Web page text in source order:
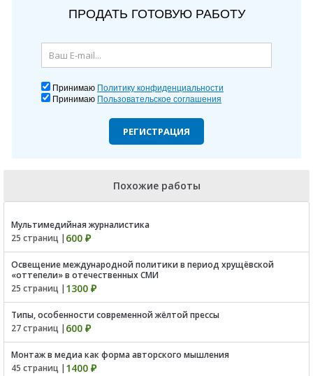
ПРОДАТЬ ГОТОВУЮ РАБОТУ
Принимаю Политику конфиденциальности
Принимаю Пользовательское соглашения
РЕГИСТРАЦИЯ
Похожие работы
Мультимедийная журналистика
25 страниц | 600 ₽
Освещение международной политики в период хрущёвской
«оттепели» в отечественных СМИ
25 страниц | 1300 ₽
Типы, особенности современной жёлтой прессы
27 страниц | 600 ₽
Монтаж в медиа как форма авторского мышления
45 страниц | 1400 ₽